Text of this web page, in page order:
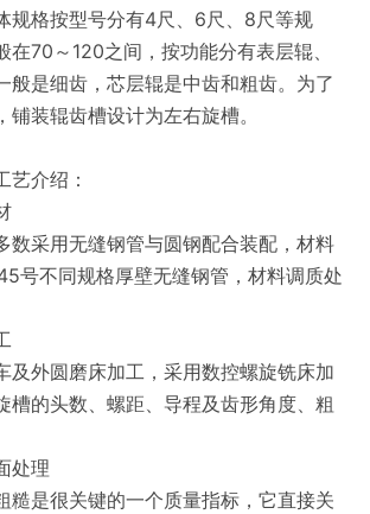
规格按型号分有4尺、6尺、8尺等规
在70～120之间，按功能分有表层辊、
般是细齿，芯层辊是中齿和粗齿。为了
铺装辊齿槽设计为左右旋槽。
介绍：
采用无缝钢管与圆钢配合装配，材料
号不同规格厚壁无缝钢管，材料调质处
外圆磨床加工，采用数控螺旋铣床加
槽的头数、螺距、导程及齿形角度、粗
理
是很关键的一个质量指标，它直接关